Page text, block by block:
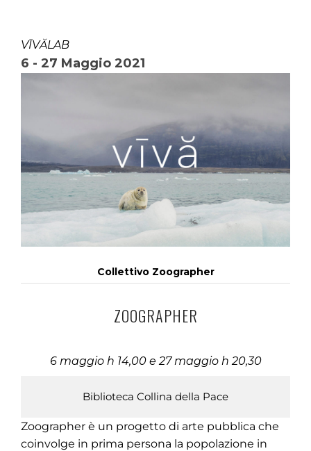
VĪVĂLAB
6 - 27 Maggio 2021
Collettivo Zoographer
ZOOGRAPHER
6 maggio h 14,00 e 27 maggio h 20,30
Biblioteca Collina della Pace
Zoographer è un progetto di arte pubblica che
coinvolge in prima persona la popolazione in